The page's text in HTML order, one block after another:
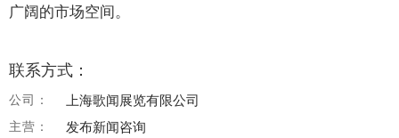
广阔的市场空间。
联系方式：
公司： 上海歌闻展览有限公司
主营： 发布新闻咨询